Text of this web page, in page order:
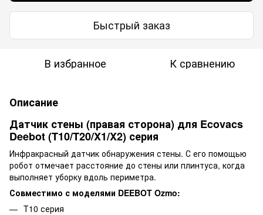
Быстрый заказ
В избранное К сравнению
Описание
Датчик стены (правая сторона) для Ecovacs
Deebot (T10/T20/X1/X2) серия
Инфракрасный датчик обнаружения стены. С его помощью
робот отмечает расстояние до стены или плинтуса, когда
выполняет уборку вдоль периметра.
Совместимо с моделями DEEBOT Ozmo:
T10 серия